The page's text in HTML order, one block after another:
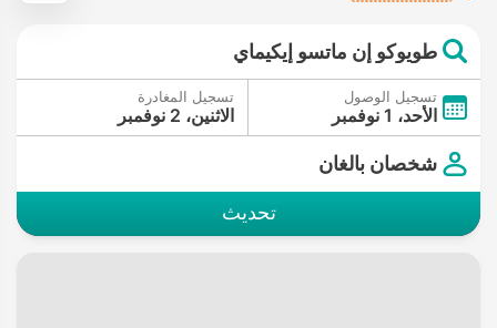
طويوكو إن ماتسو إيكيماي
تسجيل الوصول
الأحد، 1 نوفمبر
تسجيل المغادرة
الاثنين، 2 نوفمبر
شخصان بالغان
تحديث